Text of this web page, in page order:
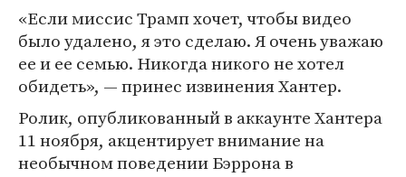
«Если миссис Трамп хочет, чтобы видео
было удалено, я это сделаю. Я очень уважаю
ее и ее семью. Никогда никого не хотел
обидеть», — принес извинения Хантер.
Ролик, опубликованный в аккаунте Хантера
11 ноября, акцентирует внимание на
необычном поведении Бэррона в